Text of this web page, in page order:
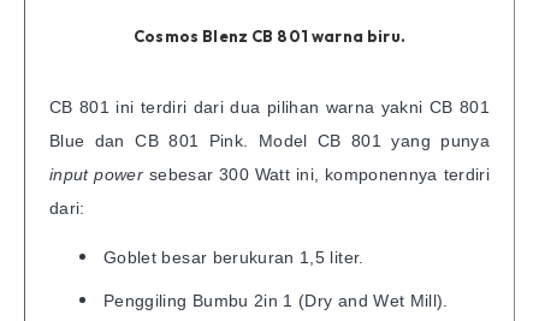
Cosmos Blenz CB 801 warna biru.
CB 801 ini terdiri dari dua pilihan warna yakni CB 801
Blue dan CB 801 Pink. Model CB 801 yang punya
input power sebesar 300 Watt ini, komponennya terdiri
dari:
Goblet besar berukuran 1,5 liter.
Penggiling Bumbu 2in 1 (Dry and Wet Mill).